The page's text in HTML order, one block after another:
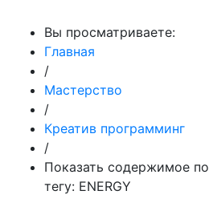
Вы просматриваете:
Главная
/
Мастерство
/
Креатив программинг
/
Показать содержимое по
тегу: ENERGY